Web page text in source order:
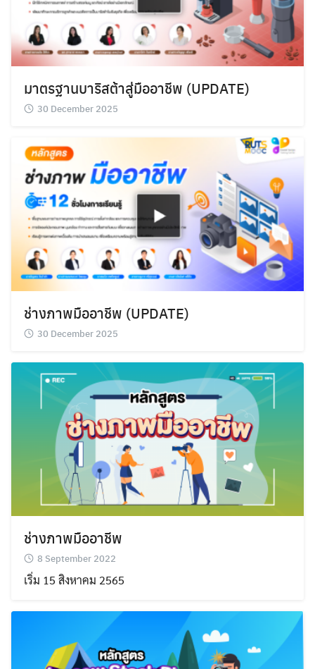
มาตรฐานบาริสต้าสู่มืออาชีพ (UPDATE)
30 December 2025
ช่างภาพมืออาชีพ (UPDATE)
30 December 2025
ช่างภาพมืออาชีพ
8 September 2022
เริ่ม 15 สิงหาคม 2565